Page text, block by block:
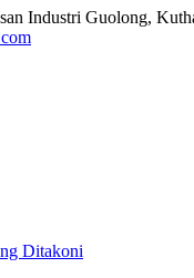
Industri Guolong,
Ditakoni